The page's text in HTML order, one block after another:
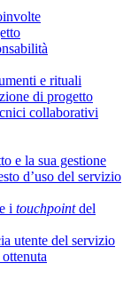
e rituali
di progetto
collaborativi
e la sua gestione
d’uso del servizio
i touchpointdel
utente del servizio